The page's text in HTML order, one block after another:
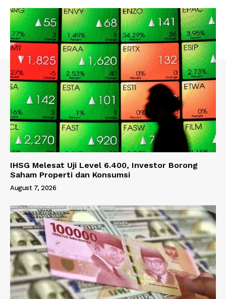
IHSG Melesat Uji Level 6.400, Investor Borong
Saham Properti dan Konsumsi
August 7, 2026